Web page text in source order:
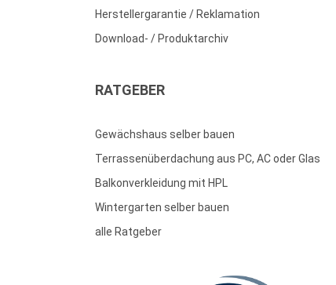
Herstellergarantie / Reklamation
Download- / Produktarchiv
RATGEBER
Gewächshaus selber bauen
Terrassenüberdachung aus PC, AC oder Glas
Balkonverkleidung mit HPL
Wintergarten selber bauen
alle Ratgeber